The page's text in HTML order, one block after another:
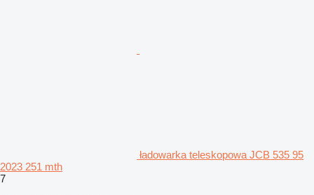
ładowarka teleskopowa JCB 535 95
2023 251 mth
7